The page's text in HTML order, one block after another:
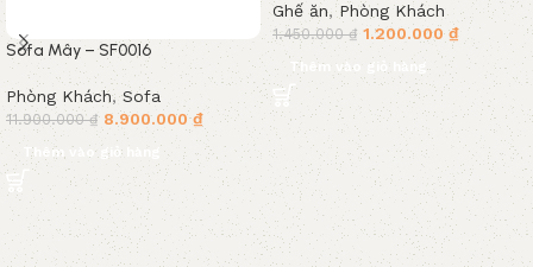
Sofa Mây – SF0016
Phòng Khách,Sofa
11.900.000₫ 8.900.000₫
Thêm vào giỏ hàng
Ghế ăn,Phòng Khách
1.450.000₫ 1.200.000₫
Thêm vào giỏ hàng